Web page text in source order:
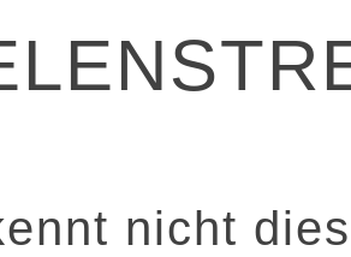
nicht